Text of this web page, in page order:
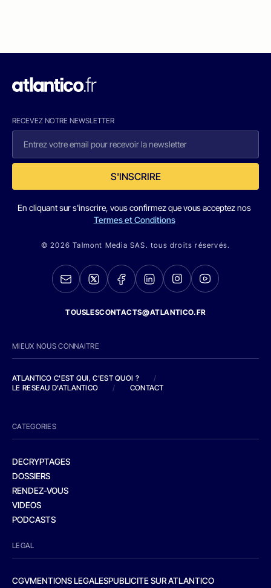
RECEVEZ NOTRE NEWSLETTER
S'INSCRIRE
En cliquant sur s'inscrire, vous confirmez que vous acceptez nos
Termes et Conditions
© 2026 Talmont Media SAS. tous droits réservés.
TOUSLESCONTACTS@ATLANTICO.FR
MIEUX NOUS CONNAITRE
ATLANTICO C'EST QUI, C'EST QUOI ?
/
LE RESEAU D'ATLANTICO
/ CONTACT
CATEGORIES
DECRYPTAGES
DOSSIERS
RENDEZ-VOUS
VIDEOS
PODCASTS
LEGAL
CGVMENTIONS LEGALESPUBLICITE SUR ATLANTICO